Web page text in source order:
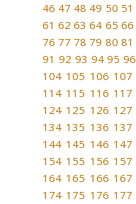
46 47 48 49 50 51
61 62 63 64 65 66
76 77 78 79 80 81
91 92 93 94 95 96
104 105 106 107
114 115 116 117
124 125 126 127
134 135 136 137
144 145 146 147
154 155 156 157
164 165 166 167
174 175 176 177